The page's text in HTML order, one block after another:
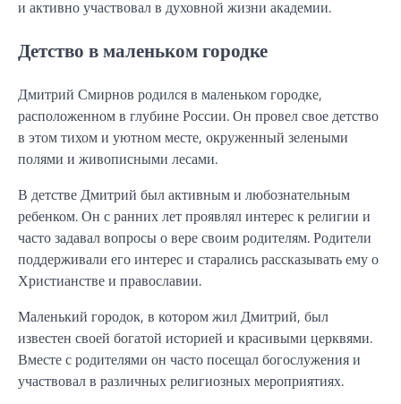
и активно участвовал в духовной жизни академии.
Детство в маленьком городке
Дмитрий Смирнов родился в маленьком городке,
расположенном в глубине России. Он провел свое детство
в этом тихом и уютном месте, окруженный зелеными
полями и живописными лесами.
В детстве Дмитрий был активным и любознательным
ребенком. Он с ранних лет проявлял интерес к религии и
часто задавал вопросы о вере своим родителям. Родители
поддерживали его интерес и старались рассказывать ему о
Христианстве и православии.
Маленький городок, в котором жил Дмитрий, был
известен своей богатой историей и красивыми церквями.
Вместе с родителями он часто посещал богослужения и
участвовал в различных религиозных мероприятиях.